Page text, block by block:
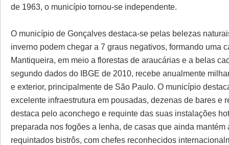
de 1963, o município tornou-se independente.
O município de Gonçalves destaca-se pelas belezas
inverno podem chegar a 7 graus negativos, formando uma
Mantiqueira, em meio a florestas de araucárias e a belas
segundo dados do IBGE de 2010, recebe anualmente
e exterior, principalmente de São Paulo. O município
excelente infraestrutura em pousadas, dezenas de bares e
destaca pelo aconchego e requinte das suas instalações
preparada nos fogões a lenha, de casas que ainda
requintados bistrôs, com chefes reconhecidos